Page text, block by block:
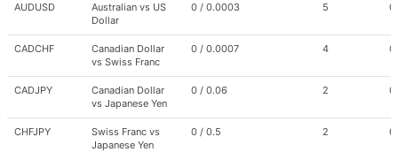
AUDUSD
Australian vs US
Dollar
0 / 0.0003 5
CADCHF
Canadian Dollar
vs Swiss Franc
0 / 0.0007 4
CADJPY
Canadian Dollar
vs Japanese Yen
0 / 0.06 2
CHFJPY
Swiss Franc vs
Japanese Yen
0 / 0.5 2